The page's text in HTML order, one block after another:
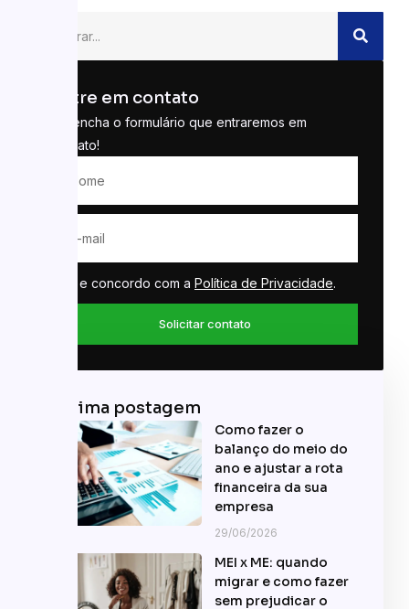
Entre em contato
Preencha o formulário que entraremos em
contato!
Li e concordo com a Política de Privacidade.
Solicitar contato
Última postagem
Como fazer o
balanço do meio do
ano e ajustar a rota
financeira da sua
empresa
29/06/2026
MEI x ME: quando
migrar e como fazer
sem prejudicar o